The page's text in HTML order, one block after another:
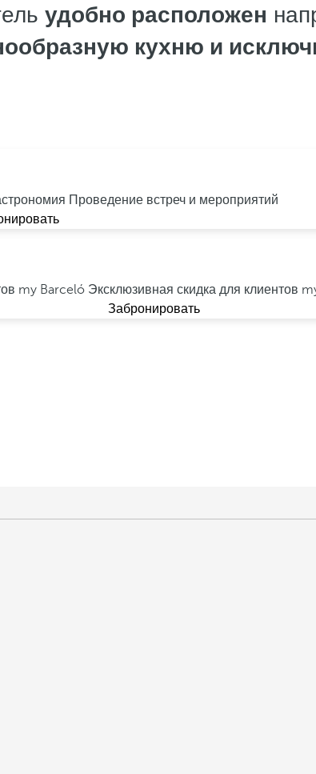
удобно расположен
кухню и
Проведение встреч и мероприятий
my Barceló Эксклюзивная скидка для клиентов
Забронировать